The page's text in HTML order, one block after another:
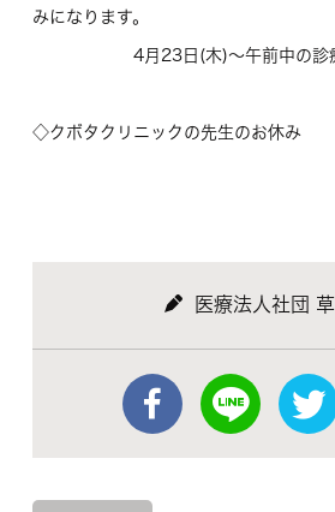
みになります。
4月23日(木)～午前中の診療を
◇クボタクリニックの先生のお休み
医療法人社団